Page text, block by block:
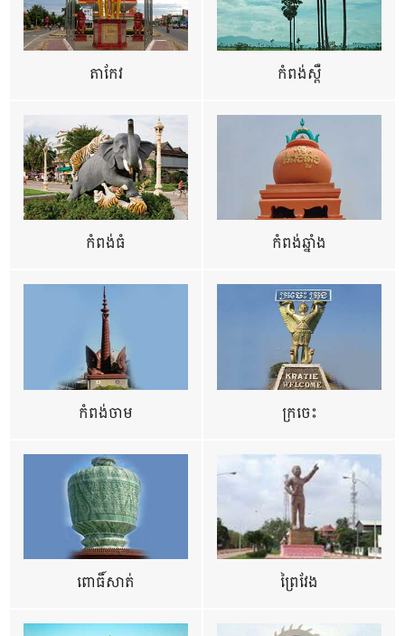
តាកែវ កំពង់ស្ពឺ
កំពង់ធំ កំពង់ឆ្នាំង
កំពង់ចាម ក្រចេះ
ពោធិ៍សាត់ ព្រៃវែង